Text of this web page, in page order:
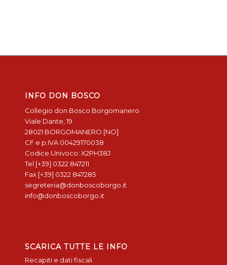
INFO DON BOSCO
Collegio don Bosco Borgomanero
Viale Dante, 19
28021 BORGOMANERO [NO]
CF e p.IVA 00429170038
Codice Univoco: X2PH38J
Tel [+39] 0322 847211
Fax [+39] 0322 847285
segreteria@donboscoborgo.it
info@donboscoborgo.it
SCARICA TUTTE LE INFO
Recapiti e dati fiscali